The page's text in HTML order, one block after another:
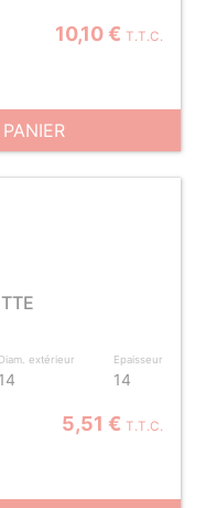
10,10 € T.T.C.
Diam. extérieur
14
Epaisseur
14
5,51 € T.T.C.